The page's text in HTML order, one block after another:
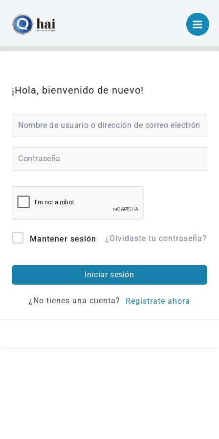
contenido
¡Hola, bienvenido de nuevo!
Mantener sesión ¿Olvidaste tu contraseña?
Iniciar sesión
¿No tienes una cuenta? Regístrate ahora